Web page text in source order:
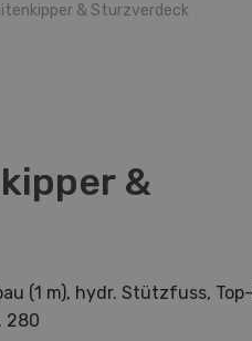
& Sturzverdeck
&
(1 m), hydr. Stützfuss,
280